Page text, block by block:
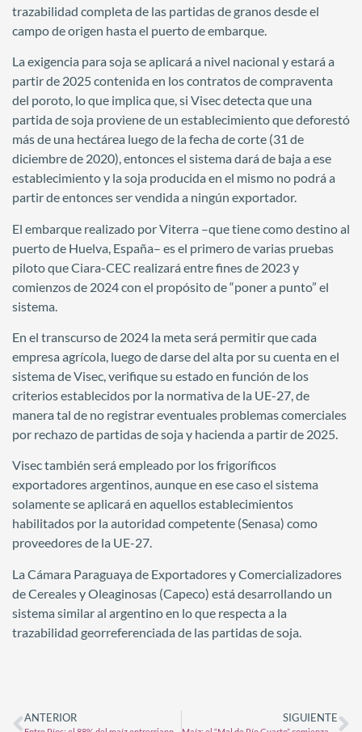
trazabilidad completa de las partidas de granos desde el
campo de origen hasta el puerto de embarque.
La exigencia para soja se aplicará a nivel nacional y estará a
partir de 2025 contenida en los contratos de compraventa
del poroto, lo que implica que, si Visec detecta que una
partida de soja proviene de un establecimiento que deforestó
más de una hectárea luego de la fecha de corte (31 de
diciembre de 2020), entonces el sistema dará de baja a ese
establecimiento y la soja producida en el mismo no podrá a
partir de entonces ser vendida a ningún exportador.
El embarque realizado por Viterra –que tiene como destino al
puerto de Huelva, España– es el primero de varias pruebas
piloto que Ciara-CEC realizará entre fines de 2023 y
comienzos de 2024 con el propósito de “poner a punto” el
sistema.
En el transcurso de 2024 la meta será permitir que cada
empresa agrícola, luego de darse del alta por su cuenta en el
sistema de Visec, verifique su estado en función de los
criterios establecidos por la normativa de la UE-27, de
manera tal de no registrar eventuales problemas comerciales
por rechazo de partidas de soja y hacienda a partir de 2025.
Visec también será empleado por los frigoríficos
exportadores argentinos, aunque en ese caso el sistema
solamente se aplicará en aquellos establecimientos
habilitados por la autoridad competente (Senasa) como
proveedores de la UE-27.
La Cámara Paraguaya de Exportadores y Comercializadores
de Cereales y Oleaginosas (Capeco) está desarrollando un
sistema similar al argentino en lo que respecta a la
trazabilidad georreferenciada de las partidas de soja.
ANTERIOR SIGUIENTE